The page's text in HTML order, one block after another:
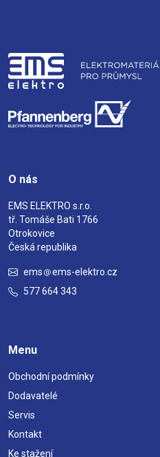
O nás
EMS ELEKTRO s.r.o.
tř. Tomáše Bati 1766
Otrokovice
Česká republika
ems
ems-elektro.cz
577 664 343
Menu
Obchodní podmínky
Dodavatelé
Servis
Kontakt
Ke stažení